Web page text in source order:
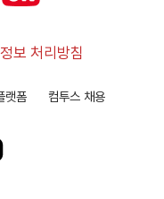
보 처리방침
랫폼 컴투스 채용